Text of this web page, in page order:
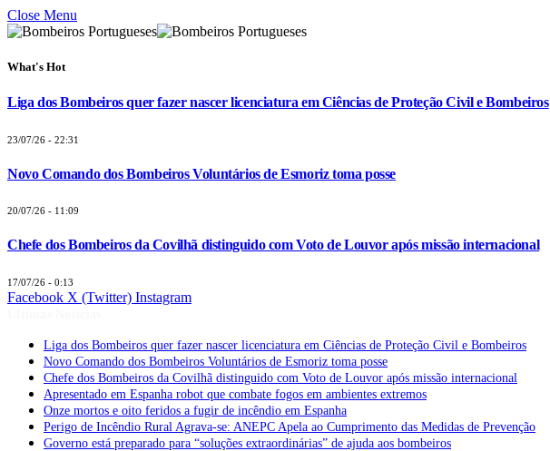
Close Menu
What's Hot
Liga dos Bombeiros quer fazer nascer licenciatura em Ciências de Proteção Civil e Bombeiros
23/07/26 - 22:31
Novo Comando dos Bombeiros Voluntários de Esmoriz toma posse
20/07/26 - 11:09
Chefe dos Bombeiros da Covilhã distinguido com Voto de Louvor após missão internacional
17/07/26 - 0:13
Facebook X (Twitter) Instagram
Liga dos Bombeiros quer fazer nascer licenciatura em Ciências de Proteção Civil e Bombeiros
Novo Comando dos Bombeiros Voluntários de Esmoriz toma posse
Chefe dos Bombeiros da Covilhã distinguido com Voto de Louvor após missão internacional
Apresentado em Espanha robot que combate fogos em ambientes extremos
Onze mortos e oito feridos a fugir de incêndio em Espanha
Perigo de Incêndio Rural Agrava-se: ANEPC Apela ao Cumprimento das Medidas de Prevenção
Governo está preparado para “soluções extraordinárias” de ajuda aos bombeiros